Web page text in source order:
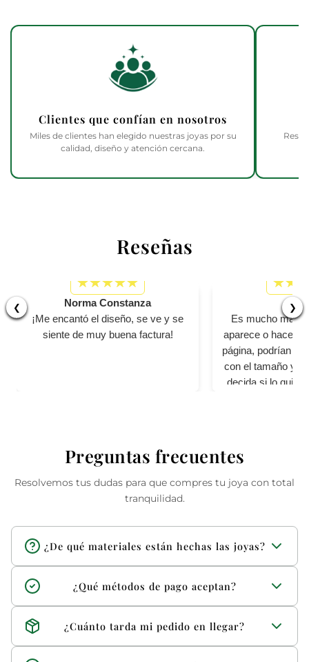
Clientes que confían en nosotros
Miles de clientes han elegido nuestras joyas por su
calidad, diseño y atención cercana.
Reseñas
❮ ❯
Norma Constanza
¡Me encantó el diseño, se ve y se
siente de muy buena factura!
Es mucho más
aparece o hacen
página, podrían
con el tamaño y
decida si lo
Preguntas frecuentes
Resolvemos tus dudas para que compres tu joya con total
tranquilidad.
¿De qué materiales están hechas las joyas?
oro 10k, 14k y 18k, además de piedras y acabados
seleccionados.
¿Qué métodos de pago aceptan?
¿Cuánto tarda mi pedido en llegar?